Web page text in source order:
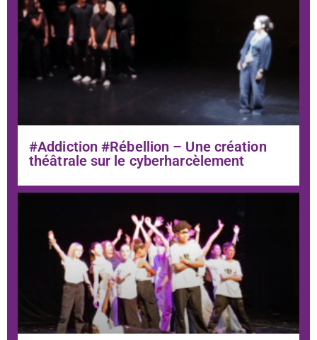
#Addiction #Rébellion – Une création
théâtrale sur le cyberharcèlement